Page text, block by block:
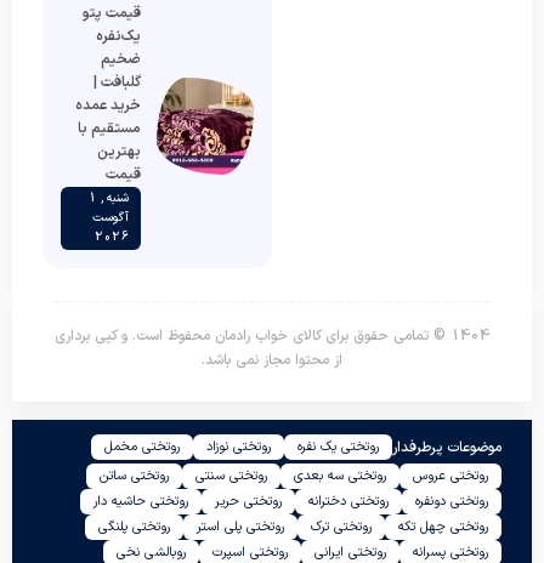
قیمت پتو
یک‌نفره
ضخیم
گلبافت |
خرید عمده
مستقیم با
بهترین
قیمت
شنبه , 1
آگوست
2026
1404 © تمامی حقوق برای کالای خواب رادمان محفوظ است. و کپی برداری
از محتوا مجاز نمی باشد.
موضوعات پرطرفدار روتختی یک نفره روتختی نوزاد
روتختی مخمل
روتختی عروس
روتختی سه بعدی روتختی سنتی
روتختی ساتن
روتختی دونفره
روتختی دخترانه روتختی حریر
روتختی حاشیه دار
روتختی چهل تکه
روتختی ترک روتختی پلی استر
روتختی پلنگی
روتختی پسرانه
روتختی ایرانی روتختی اسپرت روبالشی نخی